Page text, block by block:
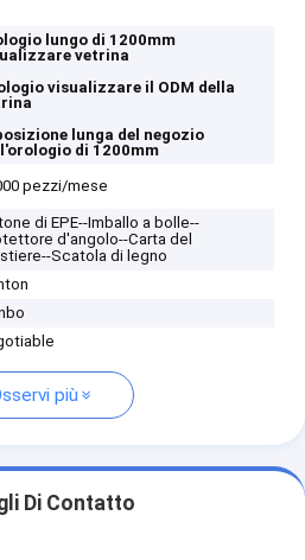
lungo di 1200mm
vetrina
visualizzare il ODM della
lunga del negozio
di 1200mm
pezzi/mese
di EPE--Imballo a bolle--
d'angolo--Carta del
Scatola di legno
più
Di Contatto